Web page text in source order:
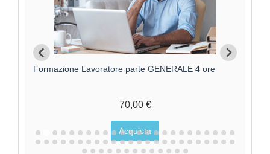
Formazione Lavoratore parte GENERALE 4 ore
70,00 €
Acquista